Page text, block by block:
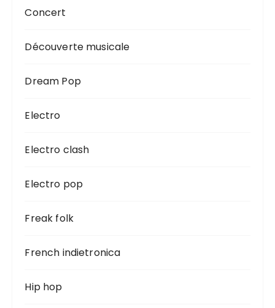
Concert
Découverte musicale
Dream Pop
Electro
Electro clash
Electro pop
Freak folk
French indietronica
Hip hop